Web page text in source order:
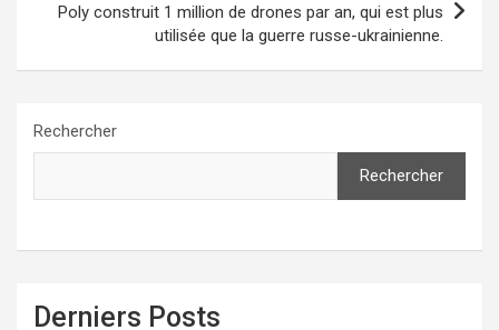
Poly construit 1 million de drones par an, qui est plus
utilisée que la guerre russe-ukrainienne.
Rechercher
Rechercher
Derniers Posts